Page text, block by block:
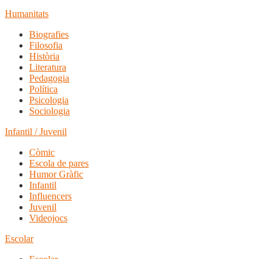
Humanitats
Biografies
Filosofia
Història
Literatura
Pedagogia
Política
Psicologia
Sociologia
Infantil / Juvenil
Còmic
Escola de pares
Humor Gràfic
Infantil
Influencers
Juvenil
Videojocs
Escolar